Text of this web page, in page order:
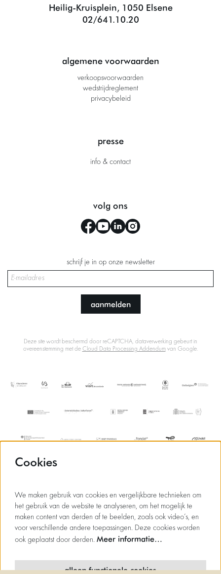
Heilig-Kruisplein, 1050 Elsene
02/641.10.20
algemene voorwaarden
verkoopsvoorwaarden
wedstrijdreglement
privacybeleid
presse
info & contact
volg ons
schrijf je in op onze newsletter
aanmelden
Deze site wordt beschermd door reCAPTCHA, dataverwerking gebeurt in
overeenstemming met de Cloud Data Processing Addendumvan Google.
Cookies
We maken gebruik van cookies en vergelijkbare technieken om
het gebruik van de website te analyseren, om het mogelijk te
maken content van derden af te beelden, zoals ook video’s, en
voor verschillende andere toepassingen. Deze cookies worden
ook geplaatst door derden. Meer informatie…
alleen functionele cookies